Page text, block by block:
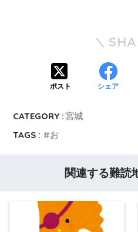
ポスト シェア
CATEGORY :宮城
TAGS :
お
関連する難読